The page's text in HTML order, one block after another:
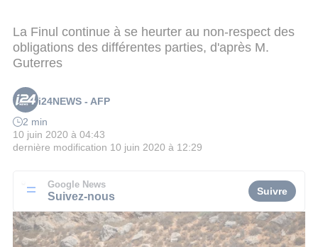
La Finul continue à se heurter au non-respect des
obligations des différentes parties, d'après M.
Guterres
i24NEWS - AFP
2 min
10 juin 2020 à 04:43
dernière modification 10 juin 2020 à 12:29
Google News
Suivez-nous Suivre